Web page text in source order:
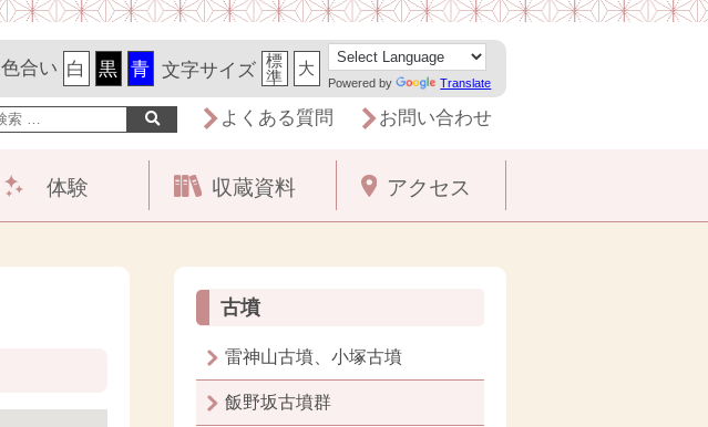
色合い 文字サイズ 標
準
大
Powered by Translate
よくある質問 お問い合わせ
体験 収蔵資料 アクセス
古墳
雷神山古墳、小塚古墳
飯野坂古墳群